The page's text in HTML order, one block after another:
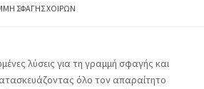
ΣΦΑΓΗΣ ΧΟΙΡΩΝ
λύσεις για τη γραμμή σφαγής και
όλο τον απαραίτητο